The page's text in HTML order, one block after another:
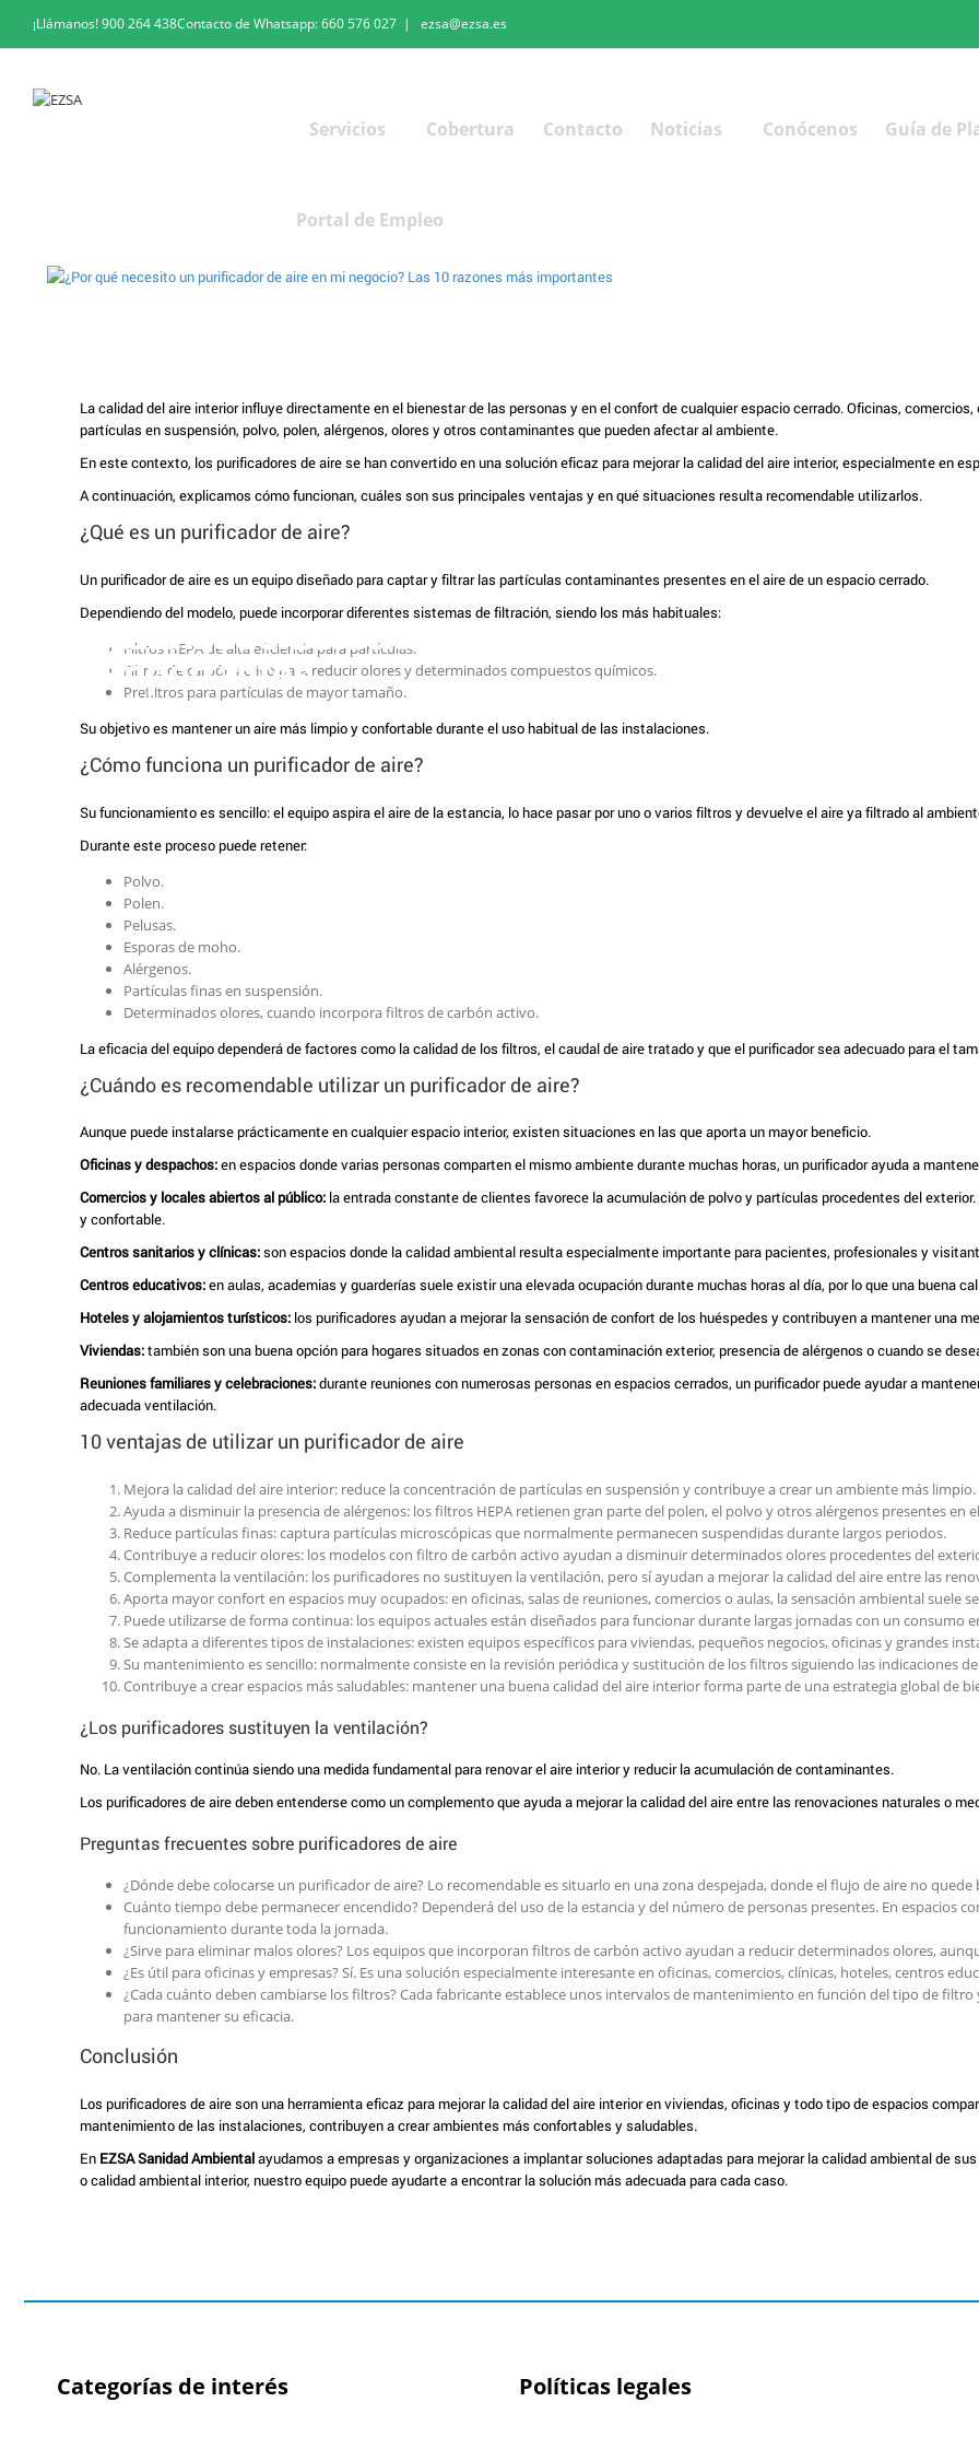
¡Llámanos!900 264 438Contacto de Whatsapp:660 576 027 | ezsa@ezsa.es
Servicios Cobertura Contacto Noticias Conócenos Guía de
Portal de Empleo
Purificadores de aire: qué son, cómo funcionan y
¿Por qué necesito un purificador de aire en mi
importantes
La calidad del aire interior influye directamente en el bienestar de las personas y en el confort de cualquier espacio cerrado. Oficinas,
partículas en suspensión, polvo, polen, alérgenos, olores y otros contaminantes que pueden afectar al ambiente.
En este contexto, los purificadores de aire se han convertido en una solución eficaz para mejorar la calidad del aire interior, especialmente en
A continuación, explicamos cómo funcionan, cuáles son sus principales ventajas y en qué situaciones resulta recomendable utilizarlos.
¿Qué es un purificador de aire?
Un purificador de aire es un equipo diseñado para captar y filtrar las partículas contaminantes presentes en el aire de un espacio cerrado.
Dependiendo del modelo, puede incorporar diferentes sistemas de filtración, siendo los más habituales:
Filtros HEPA de alta eficiencia para partículas.
Filtros de carbón activo para reducir olores y determinados compuestos químicos.
Prefiltros para partículas de mayor tamaño.
Su objetivo es mantener un aire más limpio y confortable durante el uso habitual de las instalaciones.
¿Cómo funciona un purificador de aire?
Su funcionamiento es sencillo: el equipo aspira el aire de la estancia, lo hace pasar por uno o varios filtros y devuelve el aire ya filtrado al
Durante este proceso puede retener:
Polvo.
Polen.
Pelusas.
Esporas de moho.
Alérgenos.
Partículas finas en suspensión.
Determinados olores, cuando incorpora filtros de carbón activo.
La eficacia del equipo dependerá de factores como la calidad de los filtros, el caudal de aire tratado y que el purificador sea adecuado para el
¿Cuándo es recomendable utilizar un purificador de aire?
Aunque puede instalarse prácticamente en cualquier espacio interior, existen situaciones en las que aporta un mayor beneficio.
Oficinas y despachos:en espacios donde varias personas comparten el mismo ambiente durante muchas horas, un purificador ayuda a
Comercios y locales abiertos al público:la entrada constante de clientes favorece la acumulación de polvo y partículas procedentes del
y confortable.
Centros sanitarios y clínicas:son espacios donde la calidad ambiental resulta especialmente importante para pacientes, profesionales y
Centros educativos:en aulas, academias y guarderías suele existir una elevada ocupación durante muchas horas al día, por lo que una buena
Hoteles y alojamientos turísticos:los purificadores ayudan a mejorar la sensación de confort de los huéspedes y contribuyen a mantener una
Viviendas:también son una buena opción para hogares situados en zonas con contaminación exterior, presencia de alérgenos o cuando se
Reuniones familiares y celebraciones:durante reuniones con numerosas personas en espacios cerrados, un purificador puede ayudar a
adecuada ventilación.
10 ventajas de utilizar un purificador de aire
Mejora la calidad del aire interior: reduce la concentración de partículas en suspensión y contribuye a crear un ambiente más limpio.
Ayuda a disminuir la presencia de alérgenos: los filtros HEPA retienen gran parte del polen, el polvo y otros alérgenos presentes en
Reduce partículas finas: captura partículas microscópicas que normalmente permanecen suspendidas durante largos periodos.
Contribuye a reducir olores: los modelos con filtro de carbón activo ayudan a disminuir determinados olores procedentes del
Complementa la ventilación: los purificadores no sustituyen la ventilación, pero sí ayudan a mejorar la calidad del aire entre las
Aporta mayor confort en espacios muy ocupados: en oficinas, salas de reuniones, comercios o aulas, la sensación ambiental suele
Puede utilizarse de forma continua: los equipos actuales están diseñados para funcionar durante largas jornadas con un consumo
Se adapta a diferentes tipos de instalaciones: existen equipos específicos para viviendas, pequeños negocios, oficinas y grandes
Su mantenimiento es sencillo: normalmente consiste en la revisión periódica y sustitución de los filtros siguiendo las indicaciones
Contribuye a crear espacios más saludables: mantener una buena calidad del aire interior forma parte de una estrategia global de
¿Los purificadores sustituyen la ventilación?
No. La ventilación continúa siendo una medida fundamental para renovar el aire interior y reducir la acumulación de contaminantes.
Los purificadores de aire deben entenderse como un complemento que ayuda a mejorar la calidad del aire entre las renovaciones naturales o
Preguntas frecuentes sobre purificadores de aire
¿Dónde debe colocarse un purificador de aire? Lo recomendable es situarlo en una zona despejada, donde el flujo de aire no
Cuánto tiempo debe permanecer encendido? Dependerá del uso de la estancia y del número de personas presentes. En espacios
funcionamiento durante toda la jornada.
¿Sirve para eliminar malos olores? Los equipos que incorporan filtros de carbón activo ayudan a reducir determinados olores,
¿Es útil para oficinas y empresas? Sí. Es una solución especialmente interesante en oficinas, comercios, clínicas, hoteles, centros
¿Cada cuánto deben cambiarse los filtros? Cada fabricante establece unos intervalos de mantenimiento en función del tipo de
para mantener su eficacia.
Conclusión
Los purificadores de aire son una herramienta eficaz para mejorar la calidad del aire interior en viviendas, oficinas y todo tipo de espacios
mantenimiento de las instalaciones, contribuyen a crear ambientes más confortables y saludables.
En EZSA Sanidad Ambientalayudamos a empresas y organizaciones a implantar soluciones adaptadas para mejorar la calidad ambiental de
o calidad ambiental interior, nuestro equipo puede ayudarte a encontrar la solución más adecuada para cada caso.
Categorías de interés Políticas legales